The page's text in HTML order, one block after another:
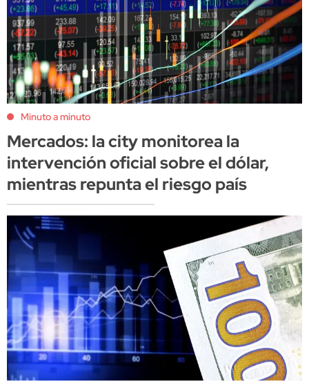
Minuto a minuto
Mercados: la city monitorea la
intervención oficial sobre el dólar,
mientras repunta el riesgo país